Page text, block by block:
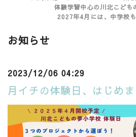
体験学習中心の川北こども
2027年4月には、中学校も
お知らせ
2023/12/06 04:29
月イチの体験日、はじめま